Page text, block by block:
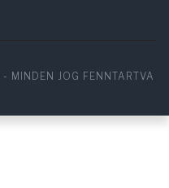
- MINDEN JOG FENNTARTVA